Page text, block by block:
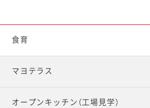
食育
マヨテラス
オープンキッチン（工場見学）